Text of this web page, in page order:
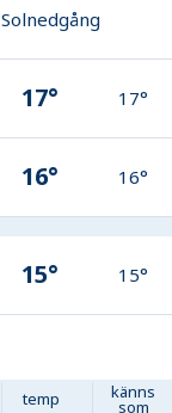
Solnedgång
17° 17°
16° 16°
15° 15°
temp känns
som